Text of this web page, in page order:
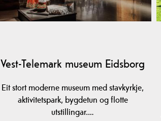
Vest-Telemark museum Eidsborg
Eit stort moderne museum med stavkyrkje,
aktivitetspark, bygdetun og flotte
utstillingar.…